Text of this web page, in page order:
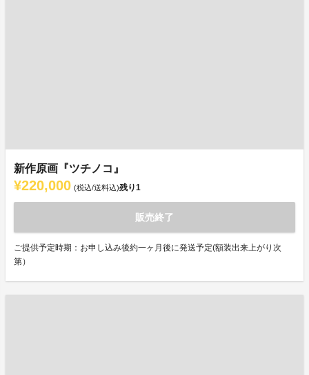
新作原画『ツチノコ』
¥220,000 (税込/送料込)残り1
販売終了
ご提供予定時期：お申し込み後約一ヶ月後に発送予定(額装出来上がり次
第）